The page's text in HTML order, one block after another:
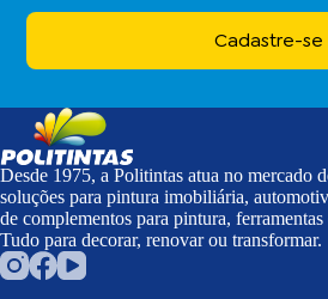
Cadastre-se
Desde 1975, a Politintas atua no mercado
soluções para pintura imobiliária,
de complementos para pintura,
Tudo para decorar, renovar ou transformar.